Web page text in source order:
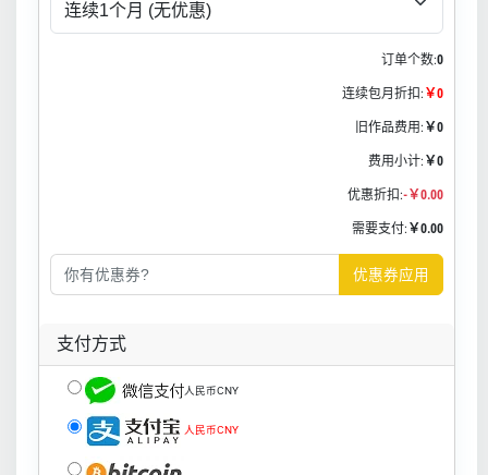
订单个数:0
连续包月折扣: ￥0
旧作品费用: ￥0
费用小计: ￥0
优惠折扣:-￥0.00
需要支付: ￥0.00
优惠券应用
支付方式
人民币CNY
人民币CNY